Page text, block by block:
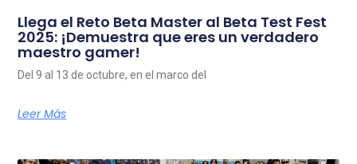
Llega el Reto Beta Master al Beta Test Fest
2025: ¡Demuestra que eres un verdadero
maestro gamer!
Del 9 al 13 de octubre, en el marco del
Leer Más